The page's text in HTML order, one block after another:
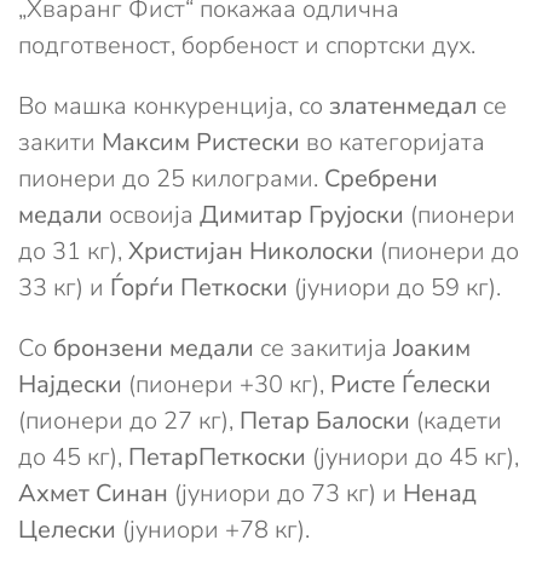
„Хваранг Фист“ покажаа одлична
подготвеност, борбеност и спортски дух.
Во машка конкуренција, со златенмедал се
закити Максим Ристески во категоријата
пионери до 25 килограми. Сребрени
медали освоија Димитар Грујоски (пионери
до 31 кг), Христијан Николоски (пионери до
33 кг) и Ѓорѓи Петкоски (јуниори до 59 кг).
Со бронзени медали се закитија Јоаким
Најдески (пионери +30 кг), Ристе Ѓелески
(пионери до 27 кг), Петар Балоски (кадети
до 45 кг), ПетарПеткоски (јуниори до 45 кг),
Ахмет Синан (јуниори до 73 кг) и Ненад
Целески (јуниори +78 кг).